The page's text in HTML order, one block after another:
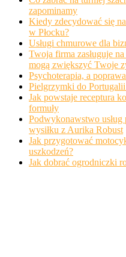
zapominamy
Kiedy zdecydować się
w Płocku?
Usługi chmurowe dla
Twoja firma zasługuje
mogą zwiększyć Twoje
Psychoterapia, a
Pielgrzymki do
Jak powstaje receptura
formuły
Podwykonawstwo
wysiłku z Aurika Robust
Jak przygotować
uszkodzeń?
Jak dobrać ogrodniczki